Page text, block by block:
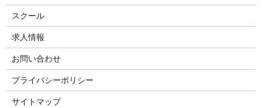
スクール
求人情報
お問い合わせ
プライバシーポリシー
サイトマップ